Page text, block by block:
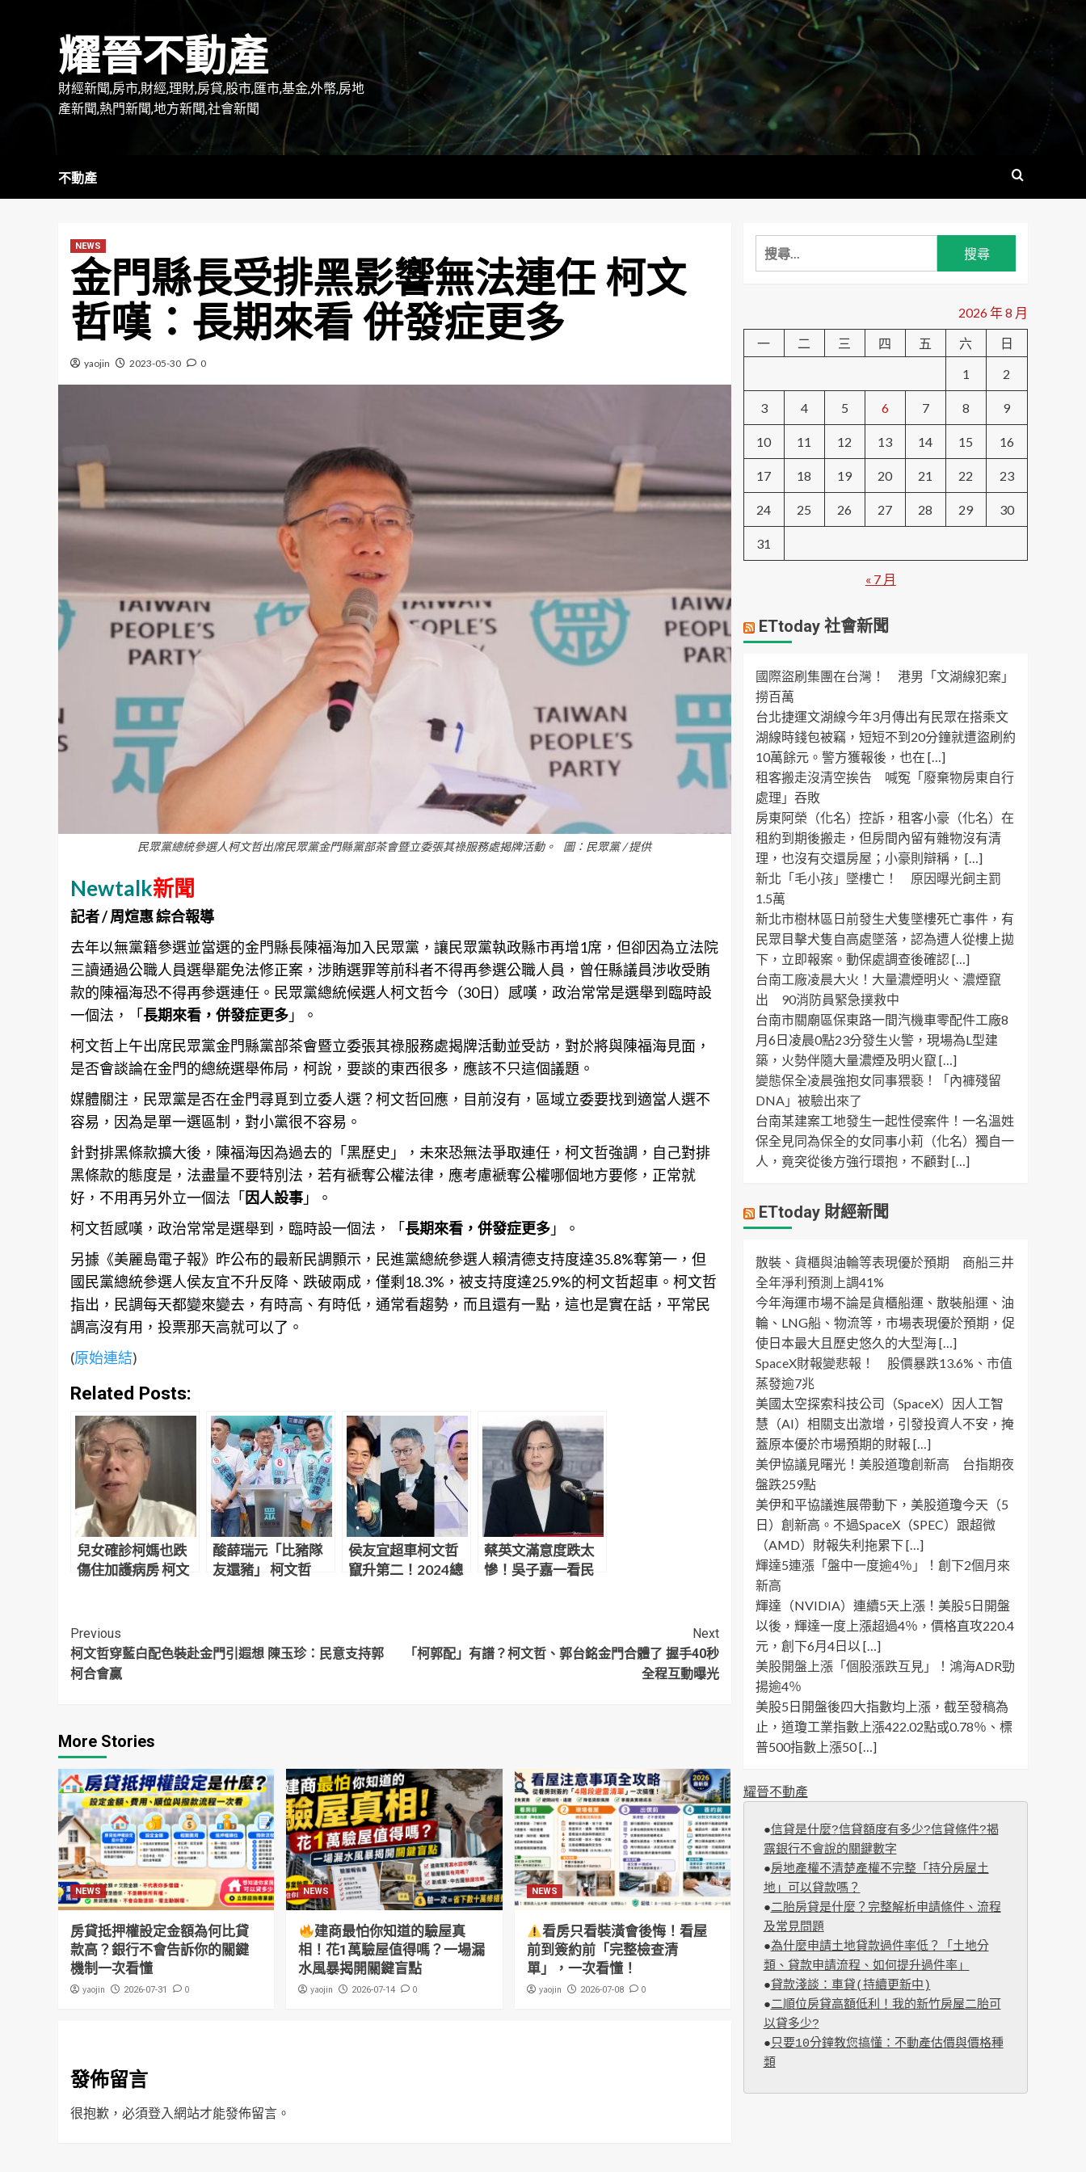
耀晉不動產
財經新聞,房市,財經,理財,房貸,股市,匯市,基金,外幣,房地
產新聞,熱門新聞,地方新聞,社會新聞
不動產
NEWS
金門縣長受排黑影響無法連任 柯文
哲嘆：長期來看 併發症更多
yaojin 2023-05-30 0
民眾黨總統參選人柯文哲出席民眾黨金門縣黨部茶會暨立委張其祿服務處揭牌活動。 圖：民眾黨 / 提供
Newtalk新聞
記者 / 周煊惠 綜合報導
去年以無黨籍參選並當選的金門縣長陳福海加入民眾黨，讓民眾黨執政縣市再增1席，但卻因為立法院
三讀通過公職人員選舉罷免法修正案，涉賄選罪等前科者不得再參選公職人員，曾任縣議員涉收受賄
款的陳福海恐不得再參選連任。民眾黨總統候選人柯文哲今（30日）感嘆，政治常常是選舉到臨時設
一個法，「長期來看，併發症更多 」。
柯文哲上午出席民眾黨金門縣黨部茶會暨立委張其祿服務處揭牌活動並受訪，對於將與陳福海見面，
是否會談論在金門的總統選舉佈局，柯說，要談的東西很多，應該不只這個議題。
媒體關注，民眾黨是否在金門尋覓到立委人選？柯文哲回應，目前沒有，區域立委要找到適當人選不
容易，因為是單一選區制，對小黨很不容易。
針對排黑條款擴大後，陳福海因為過去的「黑歷史」，未來恐無法爭取連任，柯文哲強調，自己對排
黑條款的態度是，法盡量不要特別法，若有褫奪公權法律，應考慮褫奪公權哪個地方要修，正常就
好，不用再另外立一個法「因人設事 」。
柯文哲感嘆，政治常常是選舉到，臨時設一個法，「長期來看，併發症更多 」。
另據《美麗島電子報》昨公布的最新民調顥示，民進黨總統參選人賴清德支持度達35.8%奪第一，但
國民黨總統參選人侯友宜不升反降、跌破兩成，僅剩18.3%，被支持度達25.9%的柯文哲超車。柯文哲
指出，民調每天都變來變去，有時高、有時低，通常看趨勢 ，而且還有一點，這也是實在話，平常民
調高沒有用，投票那天高就可以了。
(原始連結)
Related Posts:
兒女確診柯媽也跌
傷住加護病房 柯文
酸薛瑞元「比豬隊
友還豬」 柯文哲
侯友宜超車柯文哲
竄升第二！2024總
蔡英文滿意度跌太
慘！吳子嘉一看民
Continue
Reading
Previous
柯文哲穿藍白配色裝赴金門引遐想 陳玉珍：民意支持郭
柯合會贏
Next
「柯郭配」有譜？柯文哲、郭台銘金門合體了 握手40秒
全程互動曝光
More Stories
NEWS
房貸抵押權設定金額為何比貸
款高？銀行不會告訴你的關鍵
機制一次看懂
yaojin 2026-07-31 0
NEWS
建商最怕你知道的驗屋真
相！花1萬驗屋值得嗎？一場漏
水風暴揭開關鍵盲點
yaojin 2026-07-14 0
NEWS
看房只看裝潢會後悔！看屋
前到簽約前「完整檢查清
單」，一次看懂！
yaojin 2026-07-08 0
發佈留言
很抱歉，必須登入網站才能發佈留言。
搜
尋
字:
2026 年 8 月
一
二 三 四 五 六
日
1
2
3 4 5 6 7 8 9
10 11 12 13 14 15 16
17 18 19 20 21 22 23
24 25 26 27 28 29 30
31
« 7 月
ETtoday 社會新聞
國際盜刷集團在台灣！ 港男「文湖線犯案」
撈百萬
台北捷運文湖線今年3月傳出有民眾在搭乘文
湖線時錢包被竊，短短不到20分鐘就遭盜刷約
10萬餘元。警方獲報後，也在 […]
租客搬走沒清空挨告 喊冤「廢棄物房東自行
處理」吞敗
房東阿榮（化名）控訴，租客小豪（化名）在
租約到期後搬走，但房間內留有雜物沒有清
理，也沒有交還房屋；小豪則辯稱， […]
新北「毛小孩」墜樓亡！ 原因曝光飼主罰
1.5萬
新北市樹林區日前發生犬隻墜樓死亡事件，有
民眾目擊犬隻自高處墜落，認為遭人從樓上拋
下，立即報案。動保處調查後確認 […]
台南工廠凌晨大火！大量濃煙明火、濃煙竄
出 90消防員緊急撲救中
台南市關廟區保東路一間汽機車零配件工廠8
月6日凌晨0點23分發生火警，現場為L型建
築，火勢伴隨大量濃煙及明火竄 […]
變態保全凌晨強抱女同事猥褻！「內褲殘留
DNA」被驗出來了
台南某建案工地發生一起性侵案件！一名溫姓
保全見同為保全的女同事小莉（化名）獨自一
人，竟突從後方強行環抱，不顧對 […]
ETtoday 財經新聞
散裝、貨櫃與油輪等表現優於預期 商船三井
全年淨利預測上調41%
今年海運市場不論是貨櫃船運、散裝船運、油
輪、LNG船、物流等，市場表現優於預期，促
使日本最大且歷史悠久的大型海 […]
SpaceX財報變悲報！ 股價暴跌13.6%、市值
蒸發逾7兆
美國太空探索科技公司（SpaceX）因人工智
慧（AI）相關支出激增，引發投資人不安，掩
蓋原本優於市場預期的財報 […]
美伊協議見曙光！美股道瓊創新高 台指期夜
盤跌259點
美伊和平協議進展帶動下，美股道瓊今天（5
日）創新高。不過SpaceX（SPEC）跟超微
（AMD）財報失利拖累下 […]
輝達5連漲「盤中一度逾4％」！創下2個月來
新高
輝達（NVIDIA）連續5天上漲！美股5日開盤
以後，輝達一度上漲超過4％，價格直攻220.4
元，創下6月4日以 […]
美股開盤上漲「個股漲跌互見」！鴻海ADR勁
揚逾4％
美股5日開盤後四大指數均上漲，截至發稿為
止，道瓊工業指數上漲422.02點或0.78％、標
普500指數上漲50 […]
耀晉不動產
●信貸是什麼?信貸額度有多少?信貸條件?揭
露銀行不會說的關鍵數字
●房地產權不清楚產權不完整「持分房屋土
地」可以貸款嗎？
●二胎房貸是什麼？完整解析申請條件、流程
及常見問題
●為什麼申請土地貸款過件率低？「土地分
類、貸款申請流程、如何提升過件率」
●貸款淺談：車貸(持續更新中)
●二順位房貸高額低利！我的新竹房屋二胎可
以貸多少?
●只要10分鐘教您搞懂：不動產估價與價格種
類